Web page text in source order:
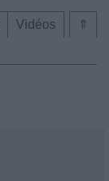
⇑
Vidéos